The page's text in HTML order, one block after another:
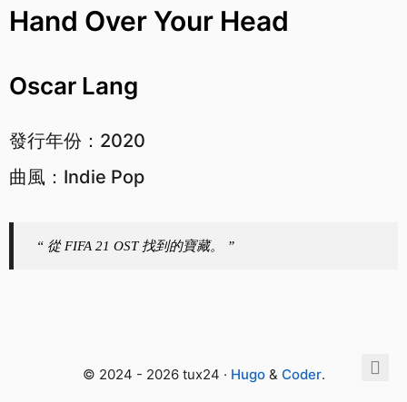
Hand Over Your Head
Oscar Lang
發行年份：2020
曲風：Indie Pop
“ 從 FIFA 21 OST 找到的寶藏。 ”
© 2024 - 2026 tux24 · Hugo& Coder.